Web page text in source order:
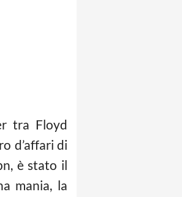
tra Floyd
d’affari di
è stato il
mania, la